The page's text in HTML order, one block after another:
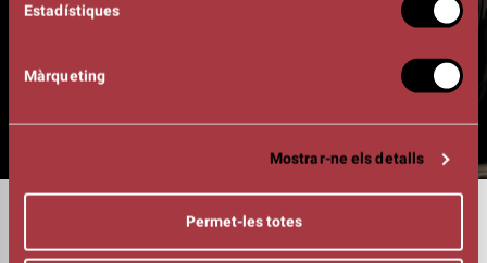
Estadístiques
Màrqueting
Mostrar-ne els detalls
Permet-les totes
PIANO